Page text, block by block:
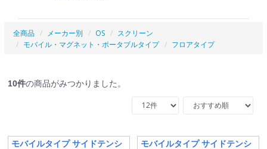
全商品 メーカー別 OS
スクリーン
モバイル・マグネット・ポータブルタイプ
フロアタイプ
10件の商品がみつかりました。
モバイルタイプ サイドテンシ
モバイルタイプ サイドテンシ